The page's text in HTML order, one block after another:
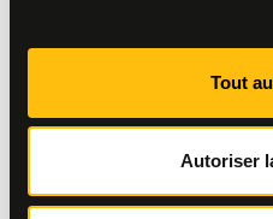
Tout
Autoriser